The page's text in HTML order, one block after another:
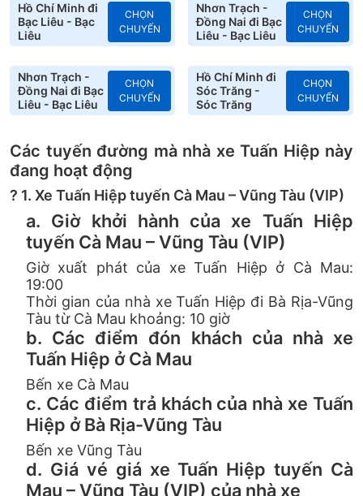
Hồ Chí Minh đi
Bạc Liêu - Bạc
Liêu
CHỌN
CHUYẾN
Nhơn Trạch -
Đồng Nai đi Bạc
Liêu - Bạc Liêu
CHỌN
CHUYẾN
Nhơn Trạch -
Đồng Nai đi Bạc
Liêu - Bạc Liêu
CHỌN
CHUYẾN
Hồ Chí Minh đi
Sóc Trăng -
Sóc Trăng
CHỌN
CHUYẾN
Các tuyến đường mà nhà xe Tuấn Hiệp này
đang hoạt động
? 1. Xe Tuấn Hiệp tuyến Cà Mau – Vũng Tàu (VIP)
a. Giờ khởi hành của xe Tuấn Hiệp
tuyến Cà Mau – Vũng Tàu (VIP)
Giờ xuất phát của xe Tuấn Hiệp ở Cà Mau:
19:00
Thời gian của nhà xe Tuấn Hiệp đi Bà Rịa-Vũng
Tàu từ Cà Mau khoảng: 10 giờ
b. Các điểm đón khách của nhà xe
Tuấn Hiệp ở Cà Mau
Bến xe Cà Mau
c. Các điểm trả khách của nhà xe Tuấn
Hiệp ở Bà Rịa-Vũng Tàu
Bến xe Vũng Tàu
d. Giá vé giá xe Tuấn Hiệp tuyến Cà
Mau – Vũng Tàu (VIP) của nhà xe